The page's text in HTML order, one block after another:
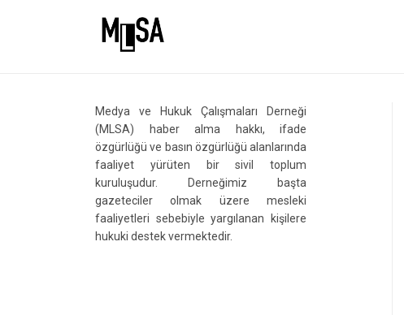
Medya ve Hukuk Çalışmaları Derneği
(MLSA) haber alma hakkı, ifade
özgürlüğü ve basın özgürlüğü alanlarında
faaliyet yürüten bir sivil toplum
kuruluşudur. Derneğimiz başta
gazeteciler olmak üzere mesleki
faaliyetleri sebebiyle yargılanan kişilere
hukuki destek vermektedir.